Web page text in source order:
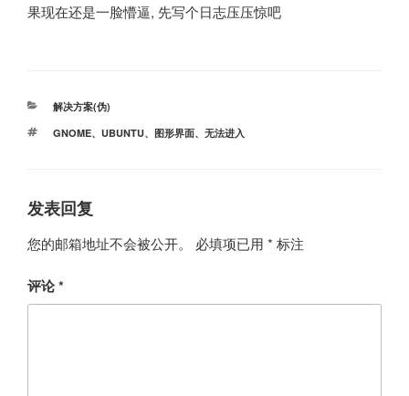
果现在还是一脸懵逼, 先写个日志压压惊吧
分
解决方案(伪)
标
GNOME、 UBUNTU、 图形界面、 无法进入
发表回复
您的邮箱地址不会被公开。 必填项已用 * 标注
评论*